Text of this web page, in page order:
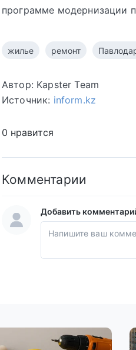
программе модернизации
жилье ремонт
Автор: Kapster Team
Источник: inform.kz
0 нравится
Комментарии
Добавить